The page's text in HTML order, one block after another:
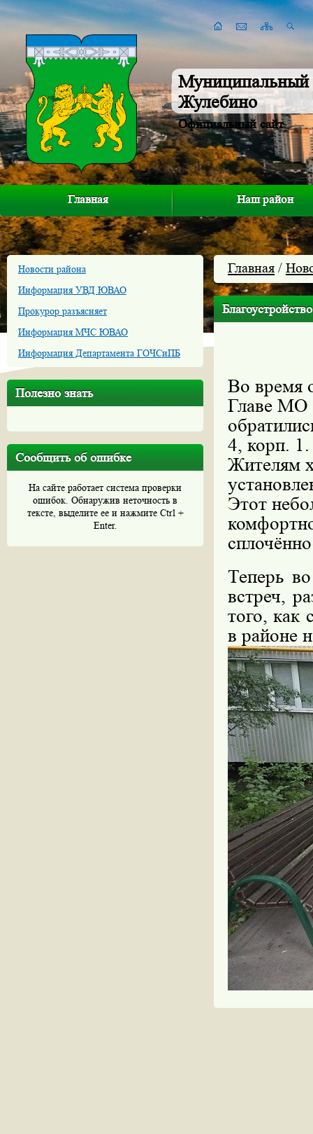
Муниципальный
Жулебино
Официальный сайт
Главная Наш район
Новости района
Информация УВД ЮВАО
Прокурор разъясняет
Информация МЧС ЮВАО
Информация Департамента ГОЧСиПБ
Полезно знать
Сообщить об ошибке
На сайте работает система проверки
ошибок. Обнаружив неточность в
тексте, выделите ее и нажмите Ctrl +
Enter.
Главная /
Во время
Главе МО
4, корп. 1.
Жителям
Этот
Теперь
встреч,
того, как
в районе